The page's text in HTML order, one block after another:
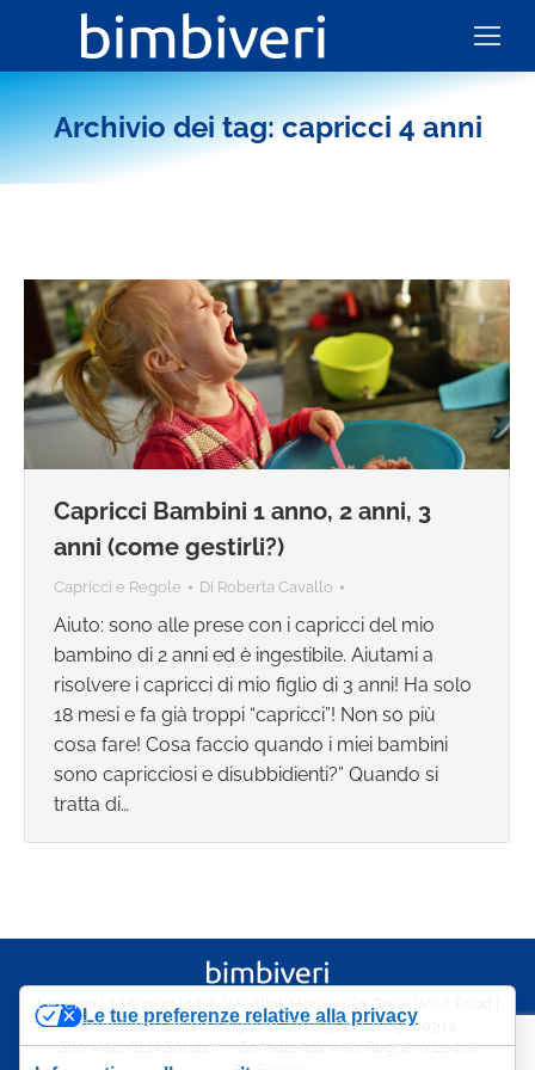
Archivio dei tag:capricci 4 anni
Capricci Bambini 1 anno, 2 anni, 3
anni (come gestirli?)
Capricci e Regole Di Roberta Cavallo
Aiuto: sono alle prese con i capricci del mio
bambino di 2 anni ed è ingestibile. Aiutami a
risolvere i capricci di mio figlio di 3 anni! Ha solo
18 mesi e fa già troppi “capricci”! Non so più
cosa fare! Cosa faccio quando i miei bambini
sono capricciosi e disubbidienti?” Quando si
tratta di…
Lexema Ltd ©2023 | 137b Westlink House 981 Great West Road |
Brentford | United Kingdom, TW8 9DN | 4009100914
Sito web:CLN Solution- Consulenza web:Ruggero Lecce
Le tue preferenze relative alla privacy